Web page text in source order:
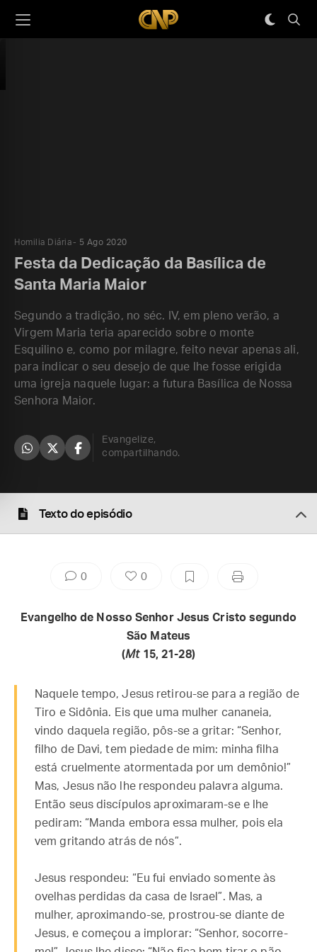
Homilia Diária 5 Ago 2020
Festa da Dedicação da Basílica de
Santa Maria Maior
Segundo a tradição, no séc. IV, em pleno verão, a
Virgem Maria teria aparecido sobre o monte
Esquilino e, como por milagre, feito nevar apenas ali,
para indicar o seu desejo de que lhe fosse erigida
uma igreja naquele lugar: a futura Basílica de Nossa
Senhora Maior.
Evangelize,
compartilhando.
Texto do episódio
0 0
Evangelho de Nosso Senhor Jesus Cristo segundo
São Mateus
(Mt 15, 21-28)
Naquele tempo, Jesus retirou-se para a região de
Tiro e Sidônia. Eis que uma mulher cananeia,
vindo daquela região, pôs-se a gritar: “Senhor,
filho de Davi, tem piedade de mim: minha filha
está cruelmente atormentada por um demônio!”
Mas, Jesus não lhe respondeu palavra alguma.
Então seus discípulos aproximaram-se e lhe
pediram: “Manda embora essa mulher, pois ela
vem gritando atrás de nós”.
Jesus respondeu: “Eu fui enviado somente às
ovelhas perdidas da casa de Israel”. Mas, a
mulher, aproximando-se, prostrou-se diante de
Jesus, e começou a implorar: “Senhor, socorre-